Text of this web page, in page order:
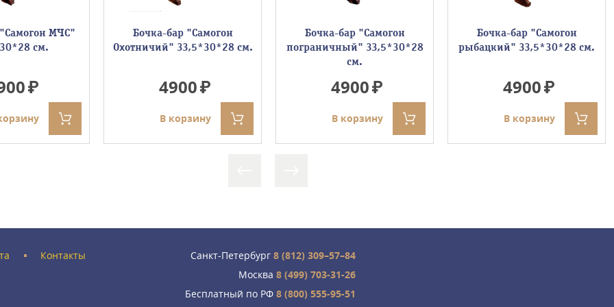
МЧС"
см.
Бочка-бар "Самогон
Охотничий" 33,5*30*28 см.
4900
В корзину
Бочка-бар "Самогон
пограничный" 33,5*30*28
см.
4900
В корзину
Бочка-бар "Самогон
рыбацкий" 33,5*30*28 см.
4900
В корзину
Контакты Санкт-Петербург 8 (812) 309–57–84
Москва 8 (499) 703-31-26
Бесплатный по РФ 8 (800) 555-95-51